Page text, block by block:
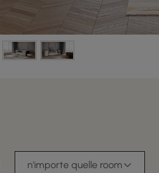
n'importe quelle room